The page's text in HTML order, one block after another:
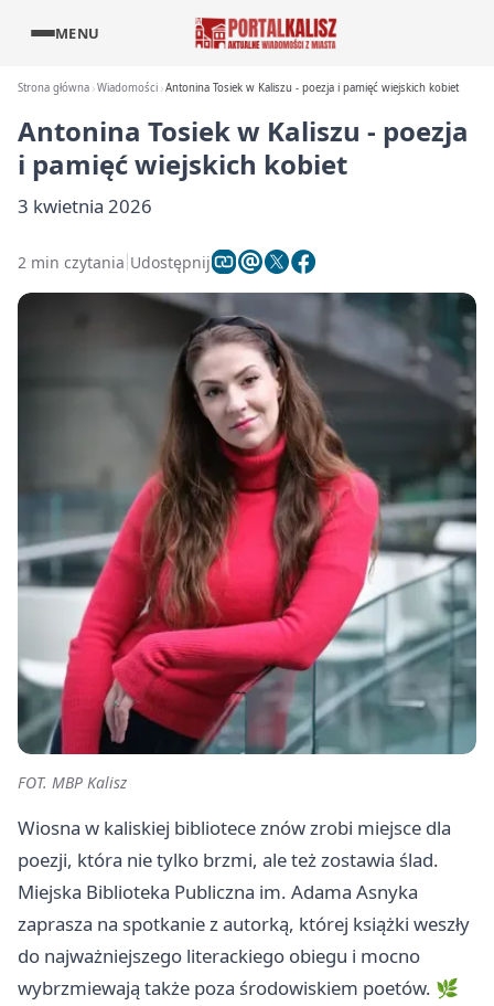
MENU
Strona główna Wiadomości Antonina Tosiek w Kaliszu - poezja i pamięć wiejskich kobiet
Antonina Tosiek w Kaliszu - poezja
i pamięć wiejskich kobiet
3 kwietnia 2026
2 min czytania Udostępnij
FOT. MBP Kalisz
Wiosna w kaliskiej bibliotece znów zrobi miejsce dla
poezji, która nie tylko brzmi, ale też zostawia ślad.
Miejska Biblioteka Publiczna im. Adama Asnyka
zaprasza na spotkanie z autorką, której książki weszły
do najważniejszego literackiego obiegu i mocno
wybrzmiewają także poza środowiskiem poetów. 🌿